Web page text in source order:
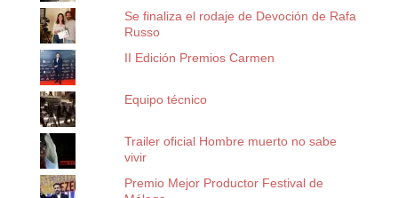
Se finaliza el rodaje de Devoción de Rafa
Russo
II Edición Premios Carmen
Equipo técnico
Trailer oficial Hombre muerto no sabe
vivir
Premio Mejor Productor Festival de